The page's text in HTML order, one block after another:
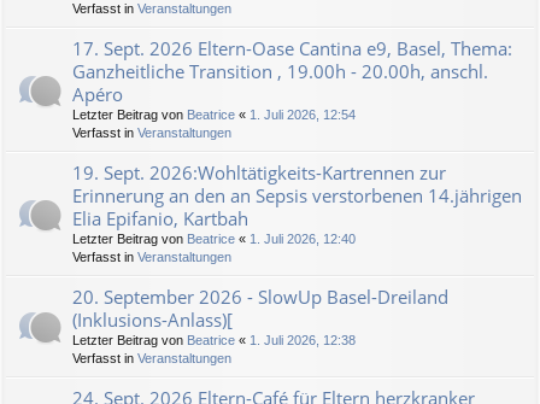
Verfasst in Veranstaltungen
17. Sept. 2026 Eltern-Oase Cantina e9, Basel, Thema:
Ganzheitliche Transition , 19.00h - 20.00h, anschl.
Apéro
Letzter Beitrag von Beatrice « 1. Juli 2026, 12:54
Verfasst in Veranstaltungen
19. Sept. 2026:Wohltätigkeits-Kartrennen zur
Erinnerung an den an Sepsis verstorbenen 14.jährigen
Elia Epifanio, Kartbah
Letzter Beitrag von Beatrice « 1. Juli 2026, 12:40
Verfasst in Veranstaltungen
20. September 2026 - SlowUp Basel-Dreiland
(Inklusions-Anlass)[
Letzter Beitrag von Beatrice « 1. Juli 2026, 12:38
Verfasst in Veranstaltungen
24. Sept. 2026 Eltern-Café für Eltern herzkranker